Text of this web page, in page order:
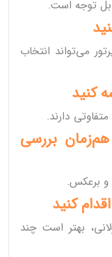
توجه است.
می‌تواند انتخاب
دارند.
بررسی
و برعکس.
بهتر است چند